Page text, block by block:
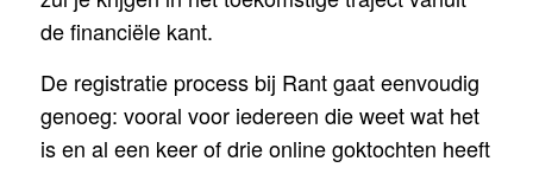
de financiële kant.
De registratie process bij Rant gaat eenvoudig
genoeg: vooral voor iedereen die weet wat het
is en al een keer of drie online goktochten heeft